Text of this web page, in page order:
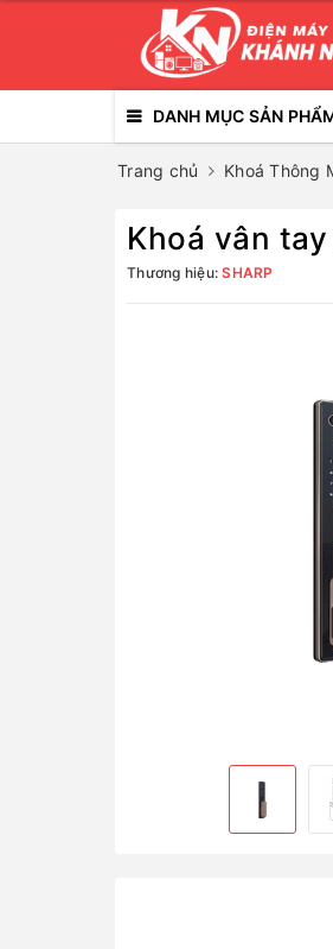
DANH MỤC SẢN
Trang chủ Khoá Thông
Khoá vân
Thương hiệu:SHARP